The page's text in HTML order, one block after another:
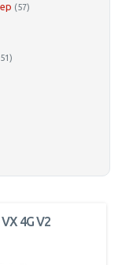
(57)
4G V2